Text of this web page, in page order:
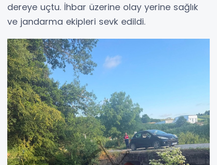
dereye uçtu. İhbar üzerine olay yerine sağlık
ve jandarma ekipleri sevk edildi.